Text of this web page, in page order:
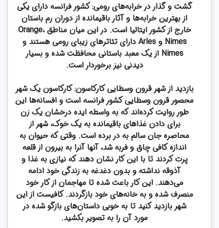
گشت و گذار در خرابه‌های رومی: کشور فرانسه دارای یکی
از بهترین خرابه‌ها و آثار باقیمانده از دوران رم باستان
خارج از کشور ایتالیا است. در این میان مناطق Orange،
Nimes و Arles دارای تئاترهای زیبای رومی هستند و
Nimes از یک معبد باستانی محافظت شده و بسیار
دیدنی نیز برخوردار است.
بازدید از شهر قرون وسطایی کارکاسون: کارکاسون یک شهر
محصور قرون وسطایی کشور فرانسه است و افسانه‌ها این
طور روایت کرده‌اند که به واسطه ایده درخشان یک زن
برای دادن غذاهای باقیمانده به یک خوک، شهر از
محاصره جان سالم به در برده است. وقتی که حیوان به
اندازه کافی چاق و فربه شد، آنها آنرا به بیرون از قلعه
پرت کردند تا با این کار نشان دهند که نیازی به غذا و
آذوقه نداشته و بدون دغدغه به زندگی خود ادامه
می‌دهند. این کار باعث شده تا مهاجمان از کار خود
منصرف شده و به خانه‌های خود بازگردند. کافیست از این
شهر بازدید کنید تا به خوبی داستان‌های بازگو شده در
مورد آن را به تصویر بکشید.